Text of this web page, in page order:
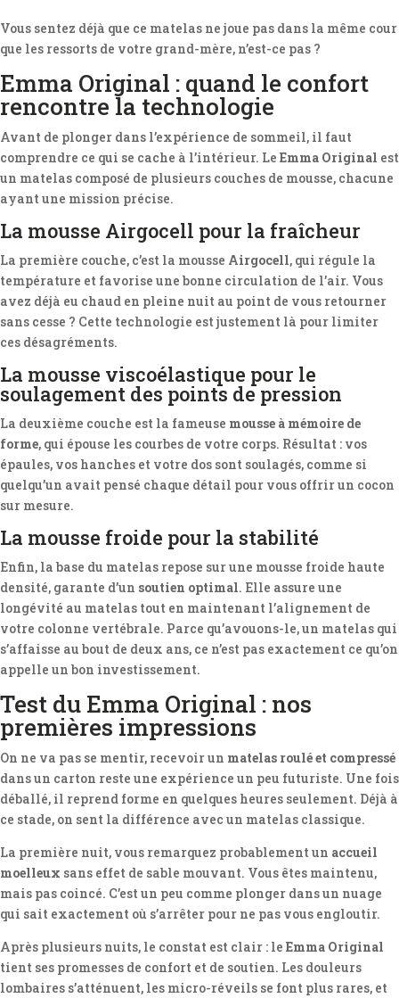
Vous sentez déjà que ce matelas ne joue pas dans la même cour
que les ressorts de votre grand-mère, n’est-ce pas ?
Emma Original : quand le confort
rencontre la technologie
Avant de plonger dans l’expérience de sommeil, il faut
comprendre ce qui se cache à l’intérieur. Le Emma Original est
un matelas composé de plusieurs couches de mousse, chacune
ayant une mission précise.
La mousse Airgocell pour la fraîcheur
La première couche, c’est la mousse Airgocell, qui régule la
température et favorise une bonne circulation de l’air. Vous
avez déjà eu chaud en pleine nuit au point de vous retourner
sans cesse ? Cette technologie est justement là pour limiter
ces désagréments.
La mousse viscoélastique pour le
soulagement des points de pression
La deuxième couche est la fameuse mousse à mémoire de
forme, qui épouse les courbes de votre corps. Résultat : vos
épaules, vos hanches et votre dos sont soulagés, comme si
quelqu’un avait pensé chaque détail pour vous offrir un cocon
sur mesure.
La mousse froide pour la stabilité
Enfin, la base du matelas repose sur une mousse froide haute
densité, garante d’un soutien optimal. Elle assure une
longévité au matelas tout en maintenant l’alignement de
votre colonne vertébrale. Parce qu’avouons-le, un matelas qui
s’affaisse au bout de deux ans, ce n’est pas exactement ce qu’on
appelle un bon investissement.
Test du Emma Original : nos
premières impressions
On ne va pas se mentir, recevoir un matelas roulé et compressé
dans un carton reste une expérience un peu futuriste. Une fois
déballé, il reprend forme en quelques heures seulement. Déjà à
ce stade, on sent la différence avec un matelas classique.
La première nuit, vous remarquez probablement un accueil
moelleux sans effet de sable mouvant. Vous êtes maintenu,
mais pas coincé. C’est un peu comme plonger dans un nuage
qui sait exactement où s’arrêter pour ne pas vous engloutir.
Après plusieurs nuits, le constat est clair : le Emma Original
tient ses promesses de confort et de soutien. Les douleurs
lombaires s’atténuent, les micro-réveils se font plus rares, et